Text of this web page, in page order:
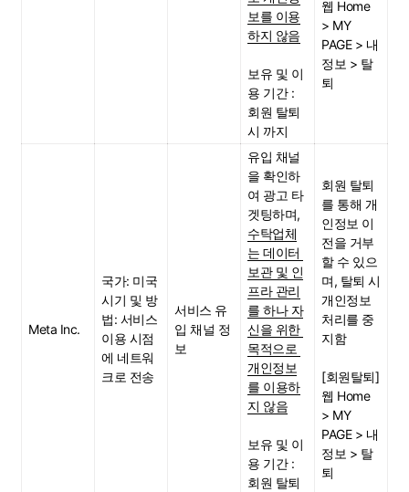
보를 이용
하지 않음
보유 및 이
용 기간 :
회원 탈퇴
시 까지
웹 Home
> MY
PAGE > 내
정보 > 탈
퇴
Meta Inc.
국가: 미국
시기 및 방
법: 서비스
이용 시점
에 네트워
크로 전송
서비스 유
입 채널 정
보
유입 채널
을 확인하
여 광고 타
수탁업체
는 데이터
보관 및 인
프라 관리
를 하나 자
신을 위한
목적으로
개인정보
를 이용하
지 않음
보유 및 이
용 기간 :
회원 탈퇴
회원 탈퇴
를 통해 개
인정보 이
전을 거부
할 수 있으
며, 탈퇴 시
개인정보
처리를 중
지함
[회원탈퇴]
웹 Home
> MY
PAGE > 내
정보 > 탈
퇴